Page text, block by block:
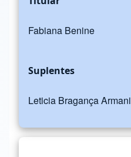
Fabiana Benine
Suplentes
Leticia Bragança Armani